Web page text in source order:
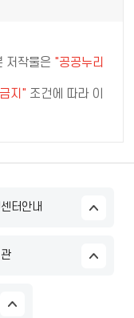
저작물은 "공공누리
지" 조건에 따라 이
터안내